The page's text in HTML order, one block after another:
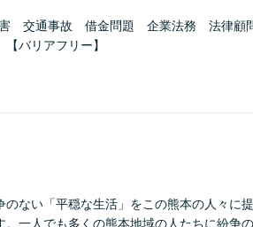
交通事故 借金問題 企業法務 法律
バリアフリー】
のない「平穏な生活」をこの熊本の人々に
。一人でも多くの熊本地域の人たちに紛争